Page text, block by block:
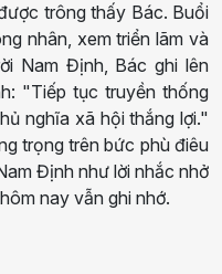
trông thấy Bác. Buổi
nhân, xem triển lãm và
Nam Định, Bác ghi lên
"Tiếp tục truyền thống
nghĩa xã hội thắng lợi."
trọng trên bức phù điêu
Định như lời nhắc nhở
nay vẫn ghi nhớ.